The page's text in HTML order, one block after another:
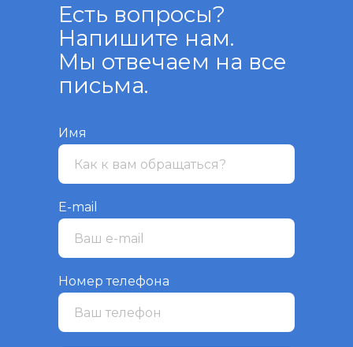
Имя
E-mail
Номер телефона
Есть вопросы?
Напишите нам.
Мы отвечаем на все
письма.